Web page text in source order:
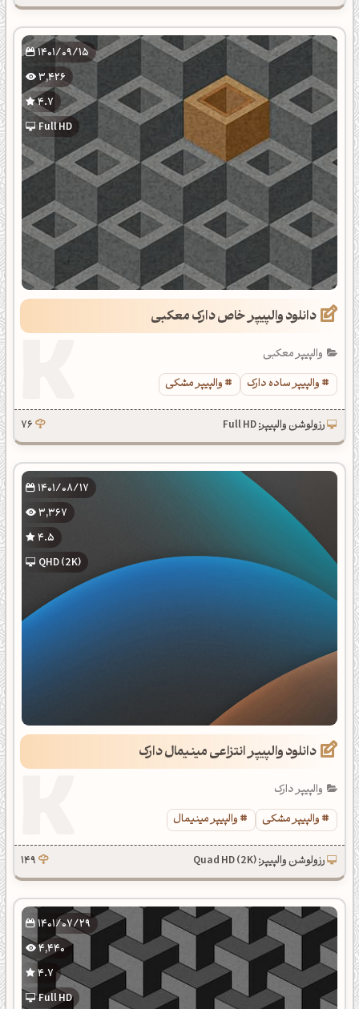
1401/09/15
3,426
4.7
Full HD
دانلود والپیپر خاص دارک معکبی
والپیپر معکبی
والپیپر ساده دارک
والپیپر مشکی
رزولوشن والپیپر: Full HD 76
1401/08/17
3,367
4.5
QHD (2K)
دانلود والپیپر انتزاعی مینیمال دارک
والپیپر دارک
والپیپر مشکی
والپیپر مینیمال
رزولوشن والپیپر: Quad HD (2K) 149
1401/07/29
4,440
4.7
Full HD